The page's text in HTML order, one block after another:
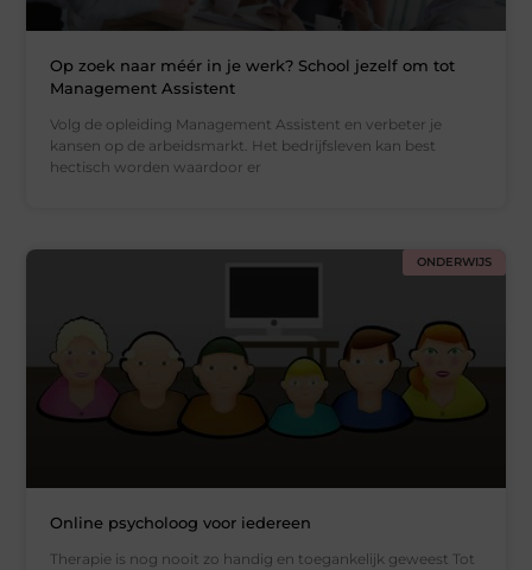
Op zoek naar méér in je werk? School jezelf om tot
Management Assistent
Volg de opleiding Management Assistent en verbeter je
kansen op de arbeidsmarkt. Het bedrijfsleven kan best
hectisch worden waardoor er
ONDERWIJS
Online psycholoog voor iedereen
Therapie is nog nooit zo handig en toegankelijk geweest Tot